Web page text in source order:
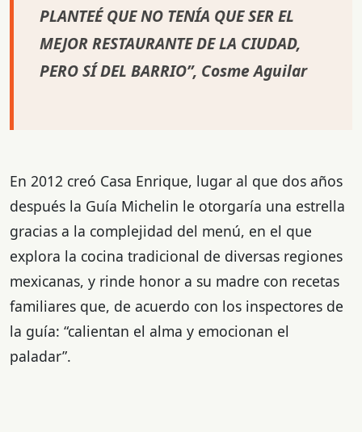
PLANTEÉ QUE NO TENÍA QUE SER EL
MEJOR RESTAURANTE DE LA CIUDAD,
PERO SÍ DEL BARRIO”, Cosme Aguilar
En 2012 creó Casa Enrique, lugar al que dos años
después la Guía Michelin le otorgaría una estrella
gracias a la complejidad del menú, en el que
explora la cocina tradicional de diversas regiones
mexicanas, y rinde honor a su madre con recetas
familiares que, de acuerdo con los inspectores de
la guía: “calientan el alma y emocionan el
paladar”.